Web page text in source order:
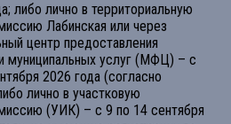
либо лично в территориальную
Лабинская или через
центр предоставления
муниципальных услуг (МФЦ) – с
2026 года (согласно
лично в участковую
(УИК) – с 9 по 14 сентября